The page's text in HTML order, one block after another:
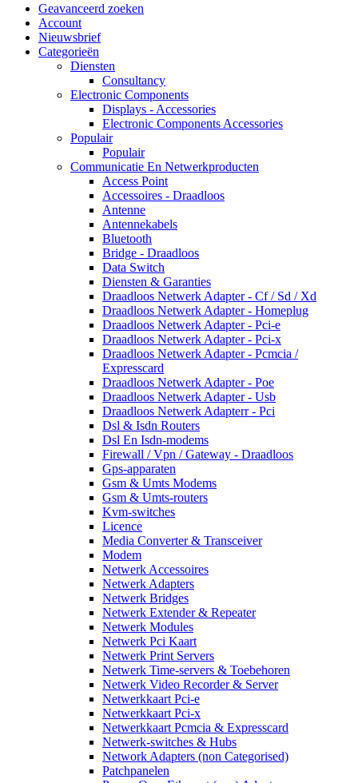
Geavanceerd zoeken
Account
Nieuwsbrief
Categorieën
Diensten
Consultancy
Electronic Components
Displays - Accessories
Electronic Components Accessories
Populair
Populair
Communicatie En Netwerkproducten
Access Point
Accessoires - Draadloos
Antenne
Antennekabels
Bluetooth
Bridge - Draadloos
Data Switch
Diensten & Garanties
Draadloos Netwerk Adapter - Cf / Sd / Xd
Draadloos Netwerk Adapter - Homeplug
Draadloos Netwerk Adapter - Pci-e
Draadloos Netwerk Adapter - Pci-x
Draadloos Netwerk Adapter - Pcmcia /
Expresscard
Draadloos Netwerk Adapter - Poe
Draadloos Netwerk Adapter - Usb
Draadloos Netwerk Adapterr - Pci
Dsl & Isdn Routers
Dsl En Isdn-modems
Firewall / Vpn / Gateway - Draadloos
Gps-apparaten
Gsm & Umts Modems
Gsm & Umts-routers
Kvm-switches
Licence
Media Converter & Transceiver
Modem
Netwerk Accessoires
Netwerk Adapters
Netwerk Bridges
Netwerk Extender & Repeater
Netwerk Modules
Netwerk Pci Kaart
Netwerk Print Servers
Netwerk Time-servers & Toebehoren
Netwerk Video Recorder & Server
Netwerkkaart Pci-e
Netwerkkaart Pci-x
Netwerkkaart Pcmcia & Expresscard
Netwerk-switches & Hubs
Network Adapters (non Categorised)
Patchpanelen